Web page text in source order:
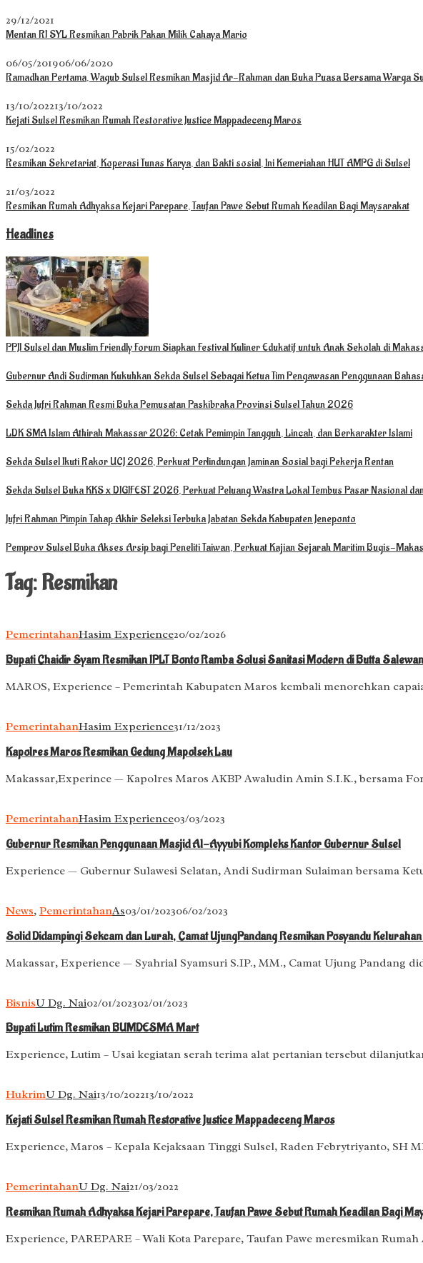
29/12/2021
Mentan RI SYL Resmikan Pabrik Pakan Milik Cahaya Mario
06/05/201906/06/2020
Ramadhan Pertama, Wagub Sulsel Resmikan Masjid Ar-Rahman dan Buka Puasa Bersama Warga
13/10/202213/10/2022
Kejati Sulsel Resmikan Rumah Restorative Justice Mappadeceng Maros
15/02/2022
Resmikan Sekretariat, Koperasi Tunas Karya, dan Bakti sosial, Ini Kemeriahan HUT AMPG di Sulsel
21/03/2022
Resmikan Rumah Adhyaksa Kejari Parepare, Taufan Pawe Sebut Rumah Keadilan Bagi Maysarakat
Headlines
PPJI Sulsel dan Muslim Friendly Forum Siapkan Festival Kuliner Edukatif untuk Anak Sekolah di
Gubernur Andi Sudirman Kukuhkan Sekda Sulsel Sebagai Ketua Tim Pengawasan Penggunaan
Sekda Jufri Rahman Resmi Buka Pemusatan Paskibraka Provinsi Sulsel Tahun 2026
LDK SMA Islam Athirah Makassar 2026: Cetak Pemimpin Tangguh, Lincah, dan Berkarakter Islami
Sekda Sulsel Ikuti Rakor UCJ 2026, Perkuat Perlindungan Jaminan Sosial bagi Pekerja Rentan
Sekda Sulsel Buka KKS x DIGIFEST 2026, Perkuat Peluang Wastra Lokal Tembus Pasar Nasional
Jufri Rahman Pimpin Tahap Akhir Seleksi Terbuka Jabatan Sekda Kabupaten Jeneponto
Pemprov Sulsel Buka Akses Arsip bagi Peneliti Taiwan, Perkuat Kajian Sejarah Maritim Bugis-
Tag:Resmikan
PemerintahanHasim Experience20/02/2026
Bupati Chaidir Syam Resmikan IPLT Bonto Ramba Solusi Sanitasi Modern di Butta
MAROS, Experience – Pemerintah Kabupaten Maros kembali menorehkan
PemerintahanHasim Experience31/12/2023
Kapolres Maros Resmikan Gedung Mapolsek Lau
Makassar,Experince — Kapolres Maros AKBP Awaludin Amin S.I.K., bersama
PemerintahanHasim Experience03/03/2023
Gubernur Resmikan Penggunaan Masjid Al-Ayyubi Kompleks Kantor Gubernur Sulsel
Experience — Gubernur Sulawesi Selatan, Andi Sudirman Sulaiman bersama
News, PemerintahanAs03/01/202306/02/2023
Solid Didampingi Sekcam dan Lurah, Camat UjungPandang Resmikan Posyandu
Makassar, Experience — Syahrial Syamsuri S.IP., MM., Camat Ujung Pandang
BisnisU Dg. Nai02/01/202302/01/2023
Bupati Lutim Resmikan BUMDESMA Mart
Experience, Lutim – Usai kegiatan serah terima alat pertanian tersebut
HukrimU Dg. Nai13/10/202213/10/2022
Kejati Sulsel Resmikan Rumah Restorative Justice Mappadeceng Maros
Experience, Maros – Kepala Kejaksaan Tinggi Sulsel, Raden Febrytriyanto, SH
PemerintahanU Dg. Nai21/03/2022
Resmikan Rumah Adhyaksa Kejari Parepare, Taufan Pawe Sebut Rumah Keadilan Bagi
Experience, PAREPARE – Wali Kota Parepare, Taufan Pawe meresmikan